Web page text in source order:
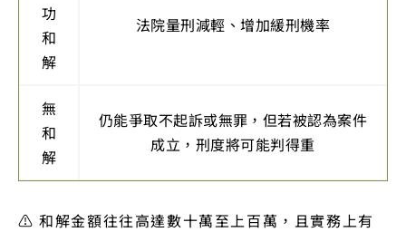
功
和
解
法院量刑減輕、增加緩刑機率
無
和
解
仍能爭取不起訴或無罪，但若被認為案件
成立，刑度將可能判得重
⚠️ 和解金額往往高達數十萬至上百萬，且實務上有